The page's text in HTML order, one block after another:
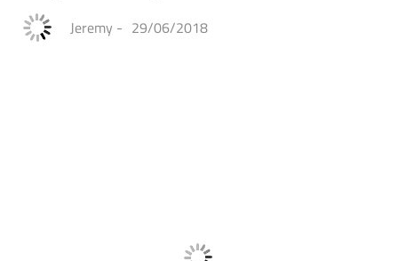
Jeremy - 29/06/2018